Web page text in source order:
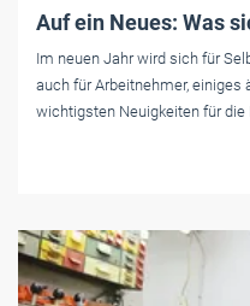
Auf ein Neues: Was
Im neuen Jahr wird sich für
auch für Arbeitnehmer, einiges
wichtigsten Neuigkeiten für die